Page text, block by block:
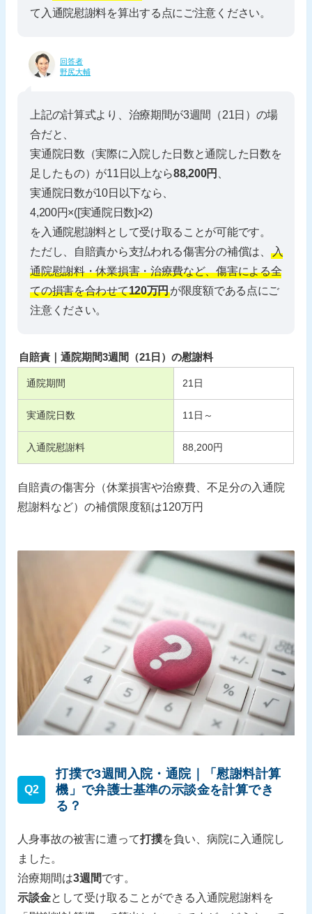
て入通院慰謝料を算出する点にご注意ください。
回答者
野尻大輔
上記の計算式より、治療期間が3週間（21日）の場
合だと、
実通院日数（実際に入院した日数と通院した日数を
足したもの）が11日以上なら88,200円
実通院日数が10日以下なら、
4,200円×([実通院日数]×2)
を入通院慰謝料として受け取ることが可能です。
ただし、自賠責から支払われる傷害分の補償は、
入
通院慰謝料・休業損害・治療費など、傷害による全
ての損害を合わせて120万円が限度額である点にご
注意ください。
自賠責｜通院期間3週間（21日）の慰謝料
通院期間 21 日
実通院日数 11 日～
入通院慰謝料 88,200円
自賠責の傷害分（休業損害や治療費、不足分の入通院
慰謝料など）の補償限度額は120万円
Q2
打撲で3週間入院・通院｜「慰謝料計算
機」で弁護士基準の示談金を計算でき
る？
人身事故の被害に遭って打撲を負い、病院に入通院し
ました。
治療期間は3週間です。
示談金として受け取ることができる入通院慰謝料を